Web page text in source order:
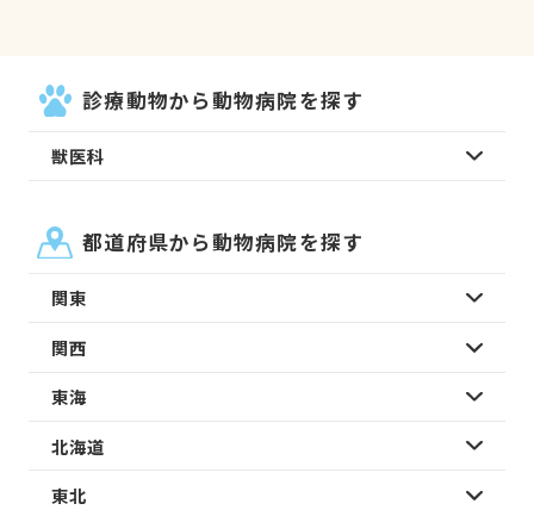
診療動物から動物病院を探す
獣医科
都道府県から動物病院を探す
関東
関西
東海
北海道
東北